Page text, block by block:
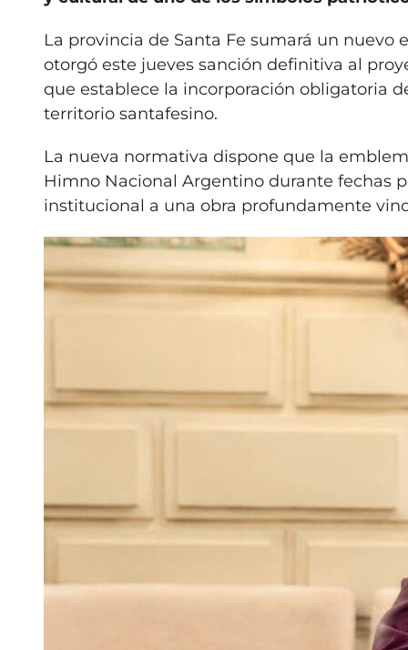
La provincia de Santa Fe sumará un
otorgó este jueves sanción definitiva al
que establece la incorporación obligatoria
territorio santafesino.
La nueva normativa dispone que la
Himno Nacional Argentino durante fechas
institucional a una obra profundamente